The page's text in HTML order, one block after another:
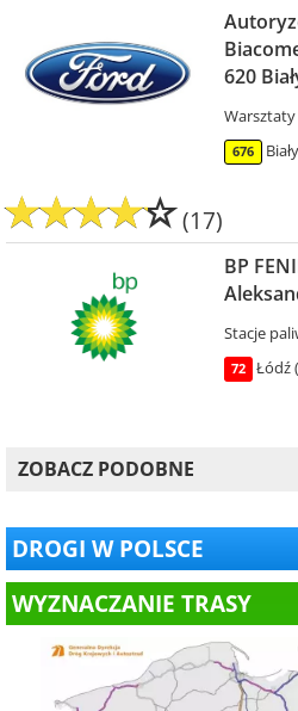
620
676
(17)
BP
Stacje
72 Łódź
ZOBACZ PODOBNE
DROGI W POLSCE
WYZNACZANIE TRASY